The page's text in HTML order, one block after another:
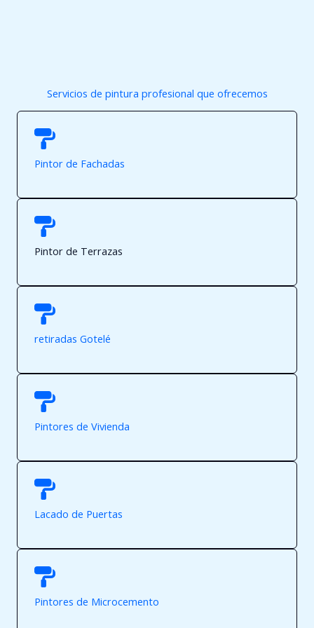
— Lorena R.
Servicios de pintura profesional que ofrecemos
Pintor de Fachadas
Pintor de Terrazas
retiradas Gotelé
Pintores de Vivienda
Lacado de Puertas
Pintores de Microcemento